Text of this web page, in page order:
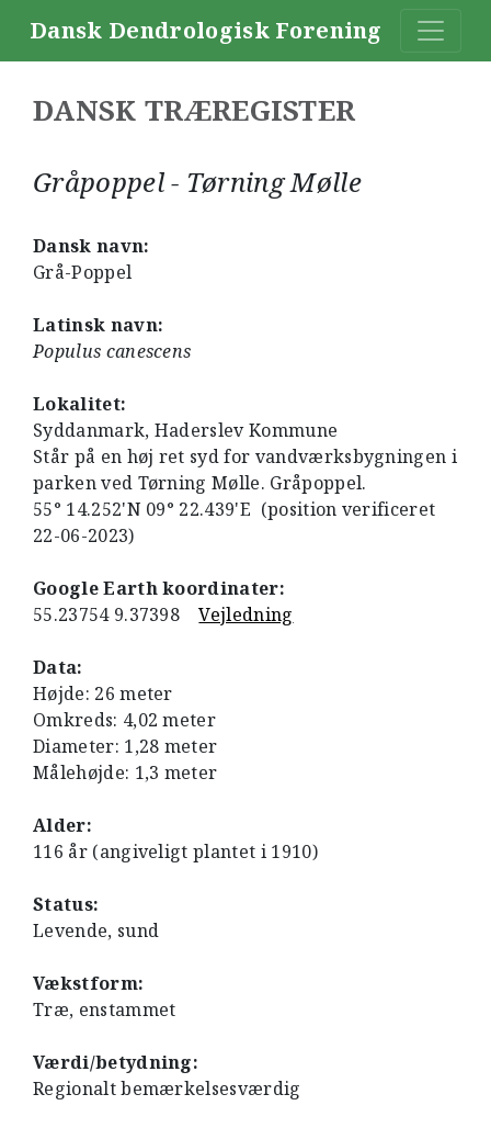
Dansk Dendrologisk Forening
DANSK TRÆREGISTER
Gråpoppel - Tørning Mølle
Dansk navn:
Grå-Poppel
Latinsk navn:
Populus canescens
Lokalitet:
Syddanmark, Haderslev Kommune
Står på en høj ret syd for vandværksbygningen i
parken ved Tørning Mølle. Gråpoppel.
55° 14.252'N 09° 22.439'E (position verificeret
22-06-2023)
Google Earth koordinater:
55.23754 9.37398Vejledning
Data:
Højde: 26 meter
Omkreds: 4,02 meter
Diameter: 1,28 meter
Målehøjde: 1,3 meter
Alder:
116 år (angiveligt plantet i 1910)
Status:
Levende, sund
Vækstform:
Træ, enstammet
Værdi/betydning:
Regionalt bemærkelsesværdig